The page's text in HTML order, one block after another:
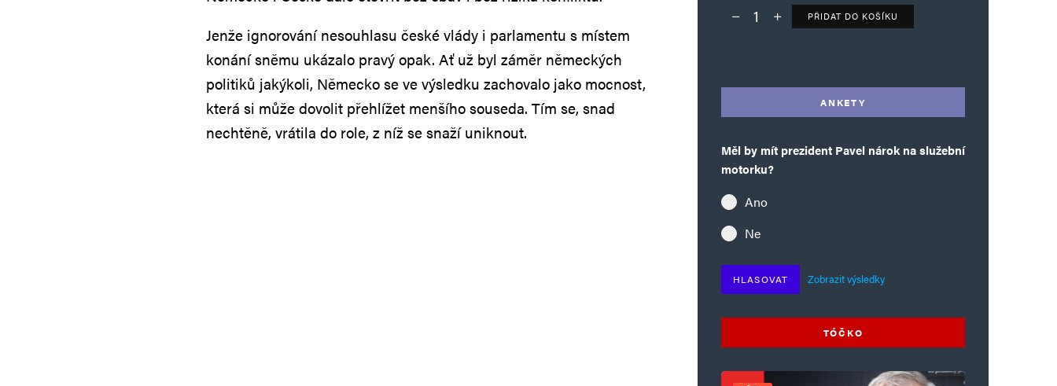
Jenže ignorování nesouhlasu české vlády i parlamentu s místem
konání sněmu ukázalo pravý opak. Ať už byl záměr německých
politiků jakýkoli, Německo se ve výsledku zachovalo jako mocnost,
která si může dovolit přehlížet menšího souseda. Tím se, snad
nechtěně, vrátila do role, z níž se snaží uniknout.
Deník TO – verze bez reklam množství
PŘIDAT DO KOŠÍKU
ANKETY
Měl by mít prezident Pavel nárok na služební
motorku?
Ano
Ne
HLASOVAT Zobrazit výsledky
TÓČKO